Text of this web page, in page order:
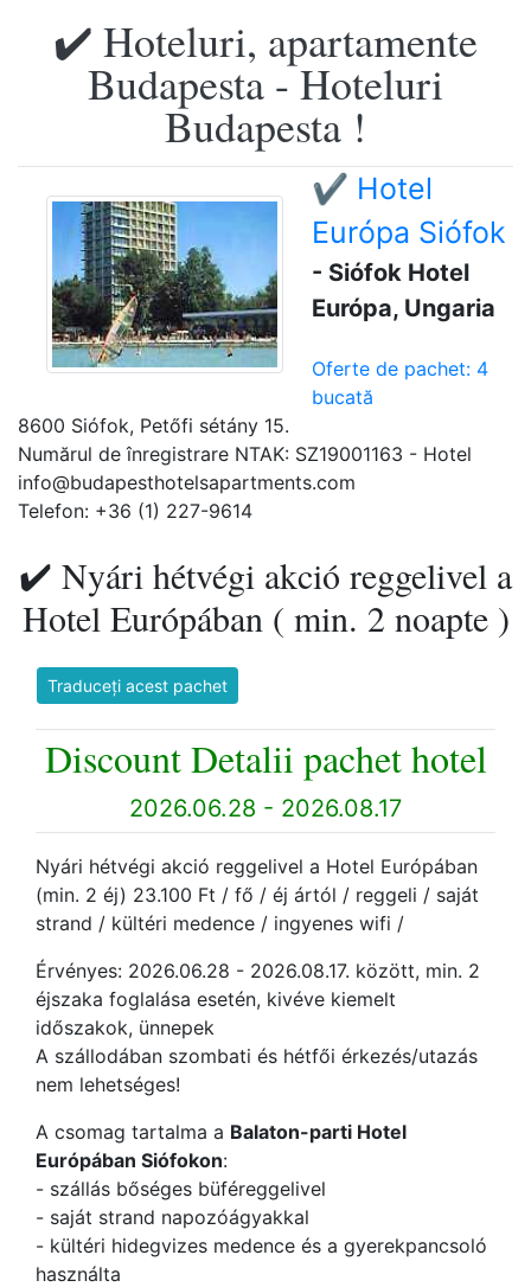
✔️ Hoteluri, apartamente
Budapesta - Hoteluri
Budapesta !
✔️ Hotel
Európa Siófok
- Siófok Hotel
Európa, Ungaria
Oferte de pachet: 4
bucată
8600 Siófok, Petőfi sétány 15.
Numărul de înregistrare NTAK: SZ19001163 - Hotel
info@budapesthotelsapartments.com
Telefon: +36 (1) 227-9614
✔️ Nyári hétvégi akció reggelivel a
Hotel Európában ( min. 2 noapte )
Traduceți acest pachet
Discount Detalii pachet hotel
2026.06.28 - 2026.08.17
Nyári hétvégi akció reggelivel a Hotel Európában
(min. 2 éj) 23.100 Ft / fő / éj ártól / reggeli / saját
strand / kültéri medence / ingyenes wifi /
Érvényes: 2026.06.28 - 2026.08.17. között, min. 2
éjszaka foglalása esetén, kivéve kiemelt
időszakok, ünnepek
A szállodában szombati és hétfői érkezés/utazás
nem lehetséges!
A csomag tartalma a Balaton-parti Hotel
Európában Siófokon:
- szállás bőséges büféreggelivel
- saját strand napozóágyakkal
- kültéri hidegvizes medence és a gyerekpancsoló
használta